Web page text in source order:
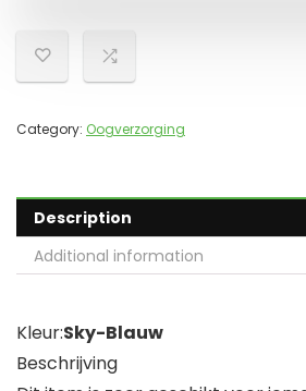
Category: Oogverzorging
Description
Additional information
Kleur:Sky-Blauw
Beschrijving